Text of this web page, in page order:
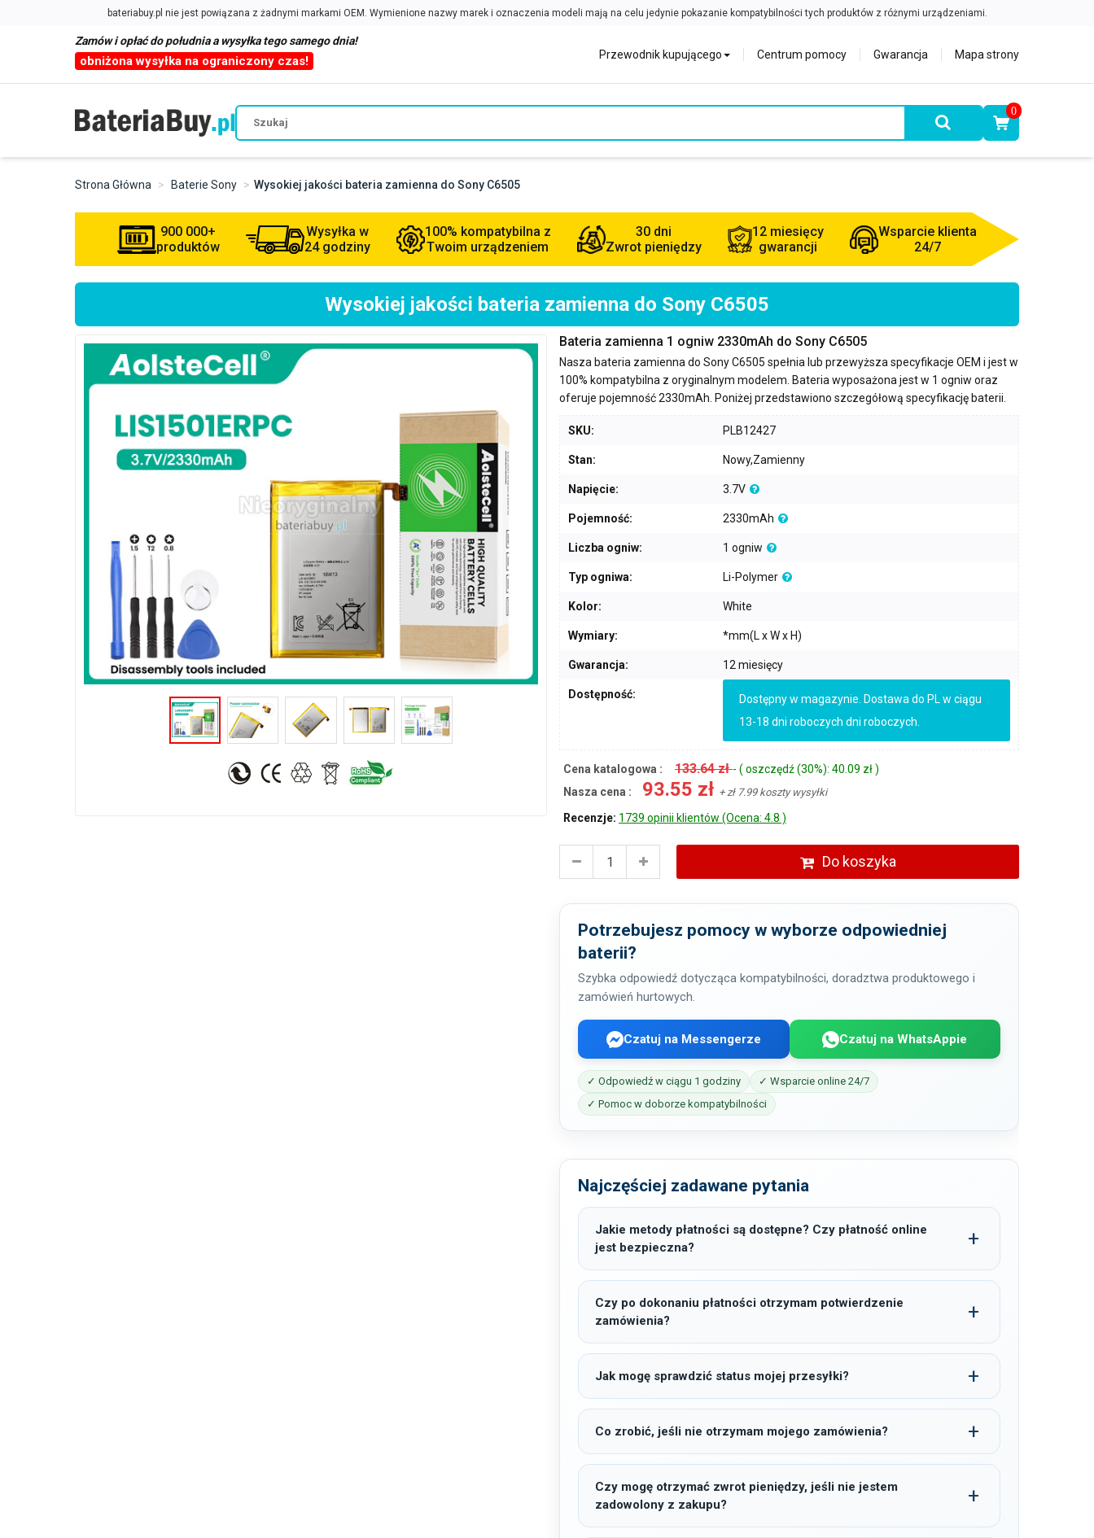
Zamów i opłać do południa a wysyłka tego samego dnia!
obniżona wysyłka na ograniczony czas! Przewodnik kupującego Centrum pomocy Gwarancja Mapa strony
0
Strona Główna Baterie Sony Wysokiej jakości bateria zamienna do Sony C6505
900 000+
produktów
Wysyłka w
24 godziny
100% kompatybilna z
Twoim urządzeniem
30 dni
Zwrot pieniędzy
12 miesięcy
gwarancji
Wsparcie klienta
24/7
Wysokiej jakości bateria zamienna do Sony C6505
Bateria zamienna 1 ogniw 2330mAh do Sony C6505
Nasza bateria zamienna do Sony C6505 spełnia lub przewyższa specyfikacje OEM i jest w
100% kompatybilna z oryginalnym modelem. Bateria wyposażona jest w 1 ogniw oraz
oferuje pojemność2330mAh . Poniżej przedstawiono szczegółową specyfikację baterii.
SKU: PLB12427
Stan: Nowy,Zamienny
Napięcie: 3.7V
Pojemność: 2330mAh
Liczba ogniw: 1 ogniw
Typ ogniwa: Li-Polymer
Kolor: White
Wymiary: *mm(L x W x H)
Gwarancja: 12 miesięcy
Dostępność:
Dostępny w magazynie. Dostawa do PL w ciągu
13-18 dni roboczych dni roboczych.
Cena katalogowa : 133.64 zł- ( oszczędź (30%): 40.09 zł )
Nasza cena :
93.55 zł + zł 7.99 koszty wysyłki
Recenzje: 1739 opinii klientów (Ocena: 4.8 )
Do koszyka
Potrzebujesz pomocy w wyborze odpowiedniej
baterii?
Szybka odpowiedź dotycząca kompatybilności, doradztwa produktowego i
zamówień hurtowych.
Czatuj na Messengerze Czatuj na WhatsAppie
✓ Odpowiedź w ciągu 1 godziny
✓ Wsparcie online 24/7
✓ Pomoc w doborze kompatybilności
Najczęściej zadawane pytania
Jakie metody płatności są dostępne? Czy płatność online
jest bezpieczna?
Czy po dokonaniu płatności otrzymam potwierdzenie
zamówienia?
Jak mogę sprawdzić status mojej przesyłki?
Co zrobić, jeśli nie otrzymam mojego zamówienia?
Czy mogę otrzymać zwrot pieniędzy, jeśli nie jestem
zadowolony z zakupu?